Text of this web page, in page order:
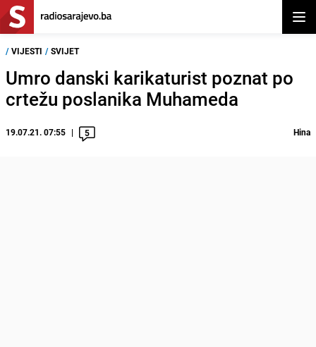
/ VIJESTI / SVIJET
Umro danski karikaturist poznat po
crtežu poslanika Muhameda
19.07.21. 07:55 5 Hina